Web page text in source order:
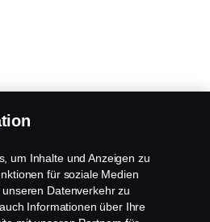
um Inhalte und Anzeigen zu
für soziale Medien
Datenverkehr zu
Informationen über Ihre